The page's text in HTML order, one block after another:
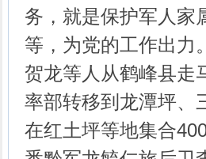
务，就是保护军人家
等，为党的工作出力。
贺龙等人从鹤峰县走
率部转移到龙潭坪、
在红土坪等地集合